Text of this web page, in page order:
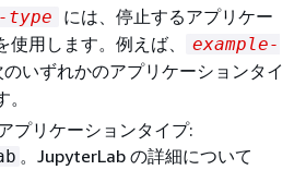
type
には、停止するアプリケー
使用します。例えば、
example-
のいずれかのアプリケーションタイ
プリケーションタイプ:
。JupyterLab の詳細について